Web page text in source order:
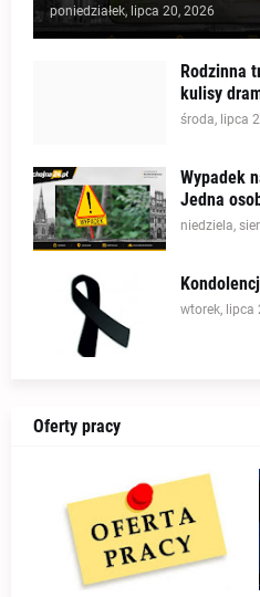
poniedziałek, lipca 20, 2026
Rodzinna
kulisy
środa, lipca
Wypadek
Jedna
niedziela,
wtorek, lipca
Oferty pracy